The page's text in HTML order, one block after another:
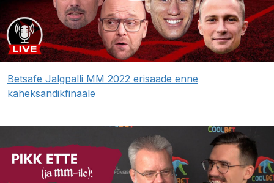
Betsafe Jalgpalli MM 2022 erisaade enne
kaheksandikfinaale